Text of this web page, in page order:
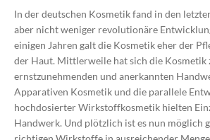
In der deutschen Kosmetik fand in den
aber nicht weniger revolutionäre
einigen Jahren galt die Kosmetik eher der
der Haut. Mittlerweile hat sich die Kosmetik
ernstzunehmenden und anerkannten
Apparativen Kosmetik und die parallele
hochdosierter Wirkstoffkosmetik hielten
Handwerk. Und plötzlich ist es nun möglich